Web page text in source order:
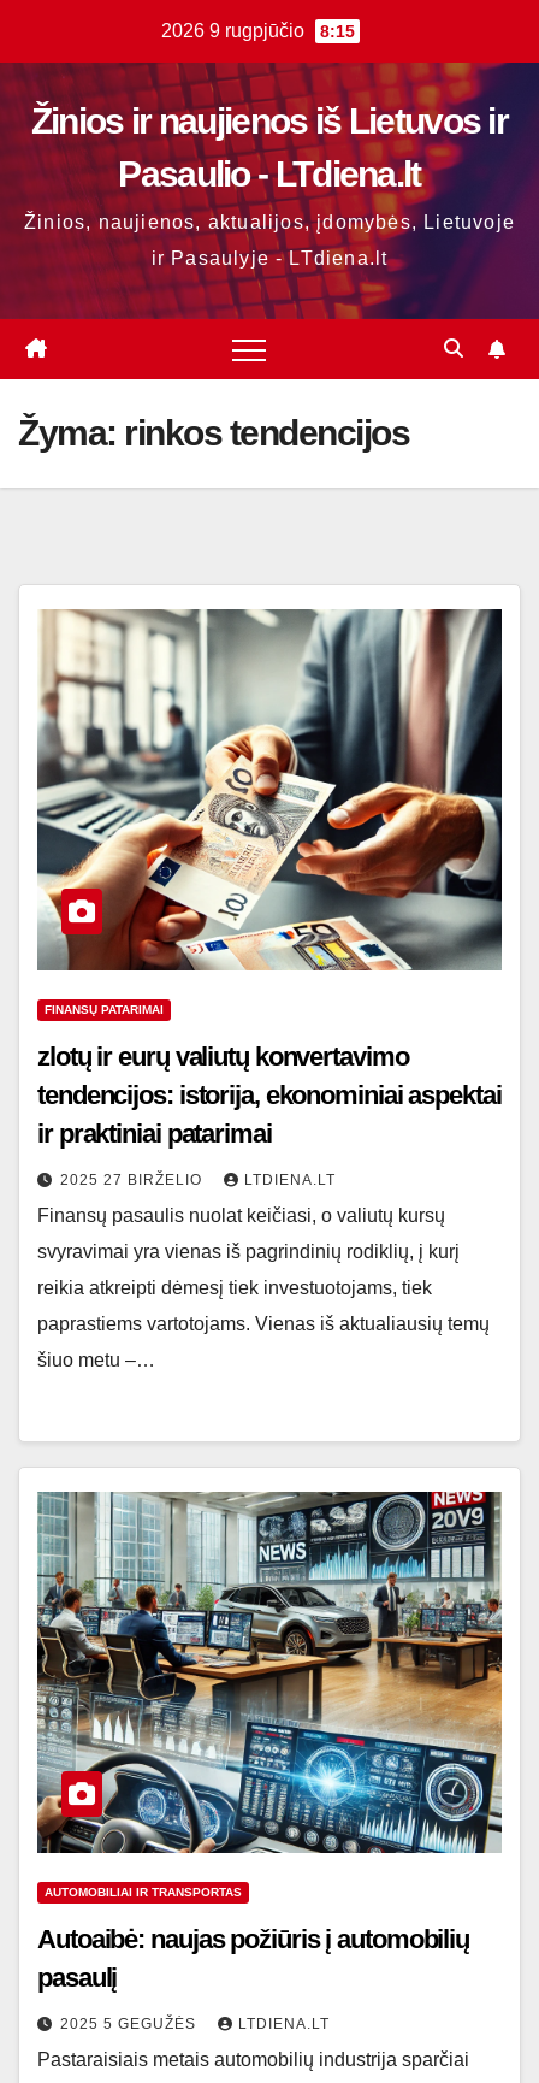
content
2026 9 rugpjūčio 8:15
Žinios ir naujienos iš Lietuvos ir
Pasaulio - LTdiena.lt
Žinios, naujienos, aktualijos, įdomybės, Lietuvoje
ir Pasaulyje - LTdiena.lt
Žyma: rinkos tendencijos
FINANSŲ PATARIMAI
zlotų ir eurų valiutų konvertavimo
tendencijos: istorija, ekonominiai aspektai
ir praktiniai patarimai
2025 27 BIRŽELIO LTDIENA.LT
Finansų pasaulis nuolat keičiasi, o valiutų kursų
svyravimai yra vienas iš pagrindinių rodiklių, į kurį
reikia atkreipti dėmesį tiek investuotojams, tiek
paprastiems vartotojams. Vienas iš aktualiausių temų
šiuo metu –…
AUTOMOBILIAI IR TRANSPORTAS
Autoaibė: naujas požiūris į automobilių
pasaulį
2025 5 GEGUŽĖS LTDIENA.LT
Pastaraisiais metais automobilių industrija sparčiai